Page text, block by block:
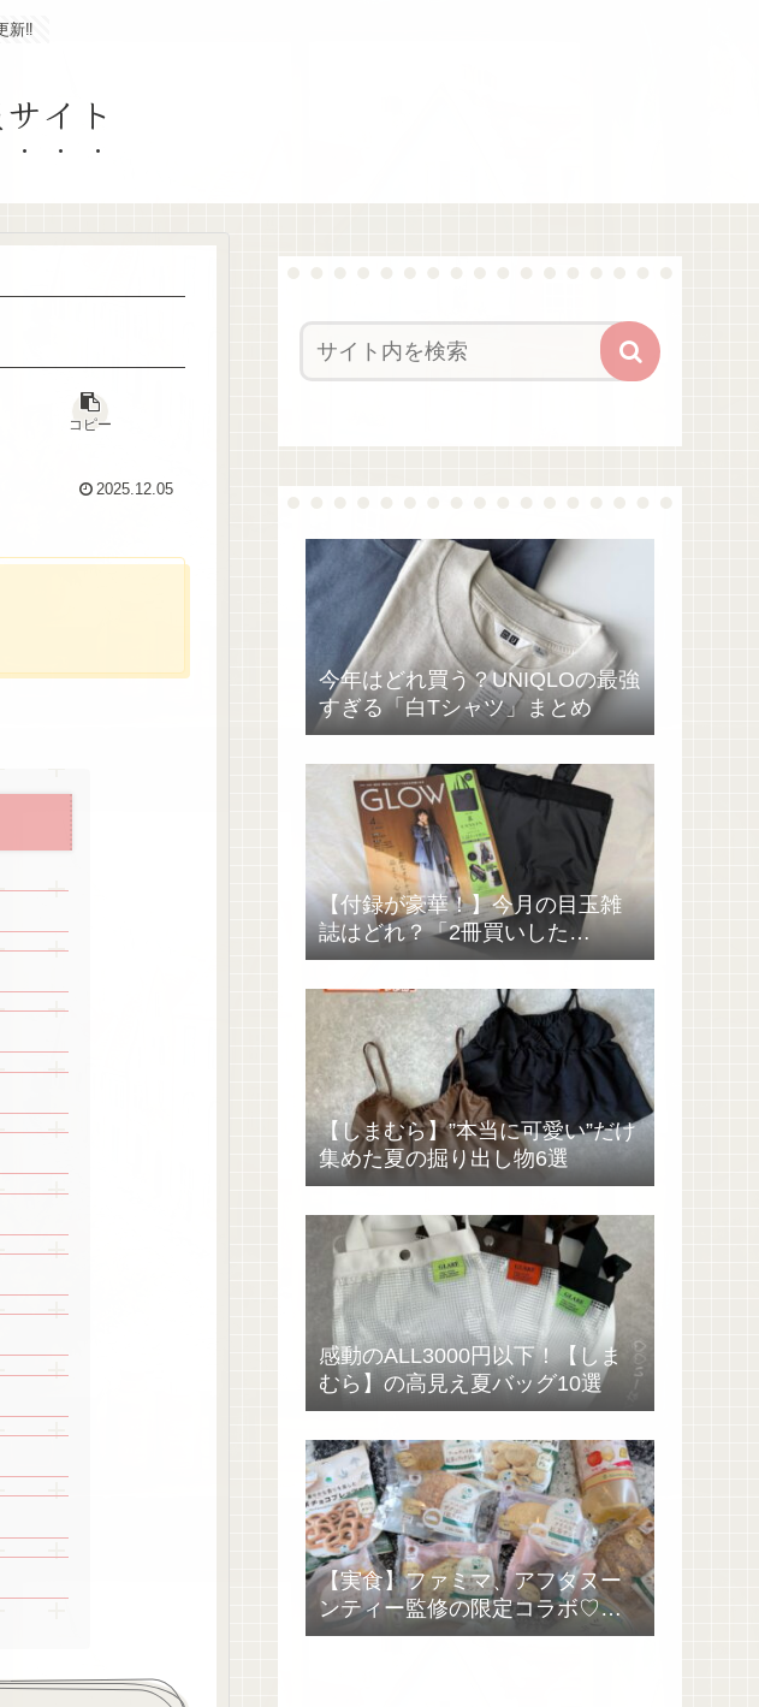
新‼
イト
コピー
2025.12.05
今年はどれ買う？UNIQLOの最強
すぎる「白Tシャツ」まとめ
【付録が豪華！】今月の目玉雑
誌はどれ？「2冊買いした
い……」
【しまむら】”本当に可愛い”だけ
集めた夏の掘り出し物6選
感動のALL3000円以下！【しま
むら】の高見え夏バッグ10選
【実食】ファミマ、アフタヌー
ンティー監修の限定コラボ♡過
去最多全28種類が絶品過ぎた！